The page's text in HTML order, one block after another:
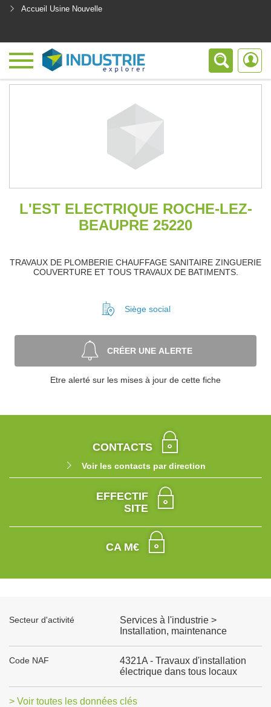
Accueil Usine Nouvelle
L'EST ELECTRIQUE ROCHE-LEZ-
BEAUPRE 25220
TRAVAUX DE PLOMBERIE CHAUFFAGE SANITAIRE ZINGUERIE
COUVERTURE ET TOUS TRAVAUX DE BATIMENTS.
Siège social
CRÉER UNE ALERTE
Etre alerté sur les mises à jour de cette fiche
CONTACTS
Voir les contacts par direction
EFFECTIF
SITE
CA M€
Secteur d'activité
Services à l'industrie >
Installation, maintenance
Code NAF
4321A - Travaux d'installation
électrique dans tous locaux
> Voir toutes les données clés